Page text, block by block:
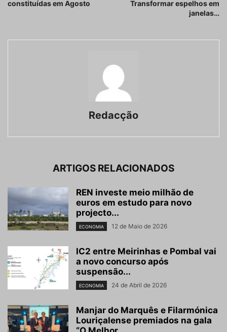
constituídas em Agosto
Transformar espelhos em
janelas…
Redacção
ARTIGOS RELACIONADOS
REN investe meio milhão de
euros em estudo para novo
projecto...
ECONOMIA 12 de Maio de 2026
IC2 entre Meirinhas e Pombal vai
a novo concurso após
suspensão...
ECONOMIA 24 de Abril de 2026
Manjar do Marquês e Filarmónica
Louriçalense premiados na gala